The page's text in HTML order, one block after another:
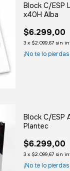
Block C/ESP
x40H Alba
$6.299,00
3 x $2.099,67 sin
¡No te lo
Block C/ESP
Plantec
$6.299,00
3 x $2.099,67 sin
¡No te lo